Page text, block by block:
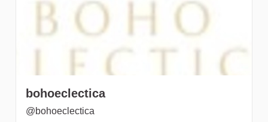
bohoeclectica
@bohoeclectica